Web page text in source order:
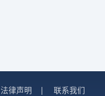
法律声明 |
联系我们